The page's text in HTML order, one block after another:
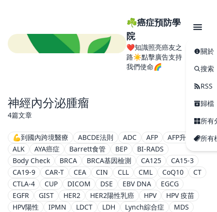
☘️癌症預防學
院
❤️知識照亮癌友之
路☀️點擊廣告支持
我們使命🌈
關於
搜索
RSS
歸檔
所有
所有
神經內分泌腫瘤
4篇文章
💪到國內跨境醫療 ABCDE法則 ADC AFP
AFP升高
ALK
AYA癌症 Barrett食管 BEP
BI-RADS
Body Check
BRCA BRCA基因檢測 CA125
CA15-3
CA19-9
CAR-T CEA CIN CLL CML CoQ10
CT
CTLA-4
CUP DICOM DSE EBV DNA
EGCG
EGFR
GIST HER2 HER2陽性乳癌 HPV
HPV 疫苗
HPV陽性
IPMN LDCT LDH Lynch綜合症
MDS